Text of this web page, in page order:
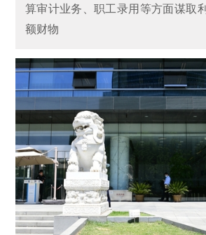
算审计业务、职工录用等方面谋取
额财物